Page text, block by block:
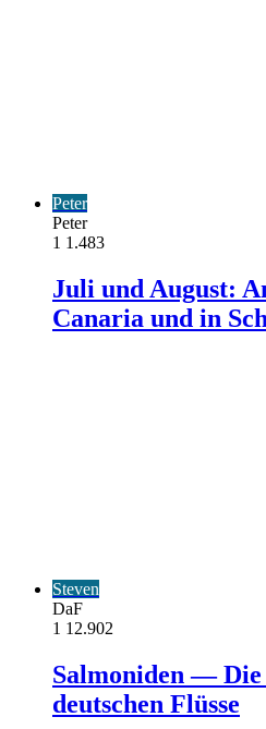
Peter
Peter
1 1.483
Juli und August:
Canaria und in
Steven
DaF
1 12.902
Salmoniden — Die
deutschen Flüsse